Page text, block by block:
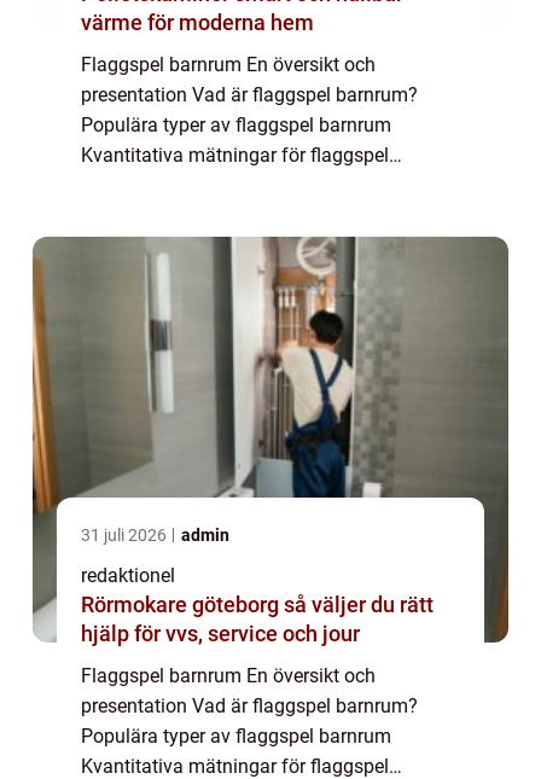
värme för moderna hem
Flaggspel barnrum En översikt och
presentation Vad är flaggspel barnrum?
Populära typer av flaggspel barnrum
Kvantitativa mätningar för flaggspel
flaggspel barnrum Fl...
31 juli 2026 admin
redaktionel
Rörmokare göteborg så väljer du rätt
hjälp för vvs, service och jour
Flaggspel barnrum En översikt och
presentation Vad är flaggspel barnrum?
Populära typer av flaggspel barnrum
Kvantitativa mätningar för flaggspel